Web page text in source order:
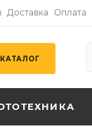
Доставка Оплата
КАТАЛОГ